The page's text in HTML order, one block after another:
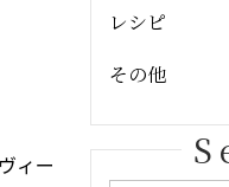
ィー
レシピ
その他